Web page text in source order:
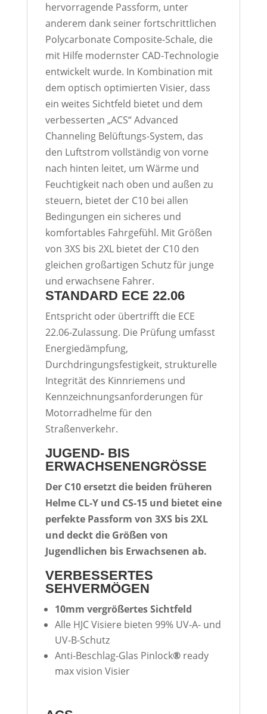
hervorragende Passform, unter
anderem dank seiner fortschrittlichen
Polycarbonate Composite-Schale, die
mit Hilfe modernster CAD-Technologie
entwickelt wurde. In Kombination mit
dem optisch optimierten Visier, dass
ein weites Sichtfeld bietet und dem
verbesserten „ACS“ Advanced
Channeling Belüftungs-System, das
den Luftstrom vollständig von vorne
nach hinten leitet, um Wärme und
Feuchtigkeit nach oben und außen zu
steuern, bietet der C10 bei allen
Bedingungen ein sicheres und
komfortables Fahrgefühl. Mit Größen
von 3XS bis 2XL bietet der C10 den
gleichen großartigen Schutz für junge
und erwachsene Fahrer.
STANDARD ECE 22.06
Entspricht oder übertrifft die ECE
22.06-Zulassung. Die Prüfung umfasst
Energiedämpfung,
Durchdringungsfestigkeit, strukturelle
Integrität des Kinnriemens und
Kennzeichnungsanforderungen für
Motorradhelme für den
Straßenverkehr.
JUGEND- BIS
ERWACHSENENGRÖSSE
Der C10 ersetzt die beiden früheren
Helme CL-Y und CS-15 und bietet eine
perfekte Passform von 3XS bis 2XL
und deckt die Größen von
Jugendlichen bis Erwachsenen ab.
VERBESSERTES
SEHVERMÖGEN
10mm vergrößertes Sichtfeld
Alle HJC Visiere bieten 99% UV-A- und
UV-B-Schutz
Anti-Beschlag-Glas Pinlock® ready
max vision Visier